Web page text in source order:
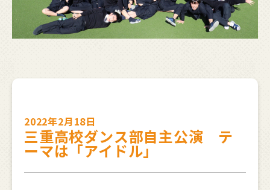
2022年2月18日
三重高校ダンス部自主公演 テ
ーマは「アイドル」